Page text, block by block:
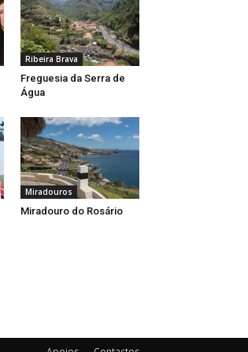
Ribeira Brava
Freguesia da Serra de
Água
Miradouros
Miradouro do Rosário